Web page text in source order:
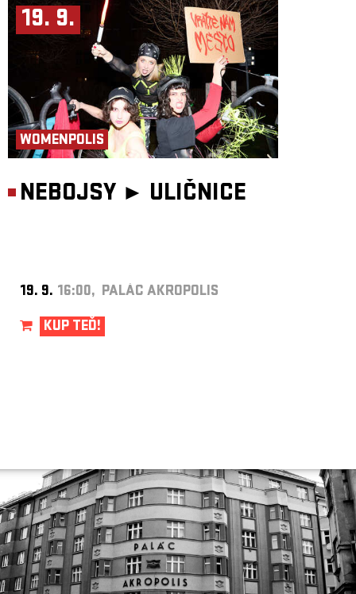
19. 9.
WOMENPOLIS
NEBOJSY ► ULIČNICE
19. 9. 16:00, PALÁC AKROPOLIS
KUP TEĎ!